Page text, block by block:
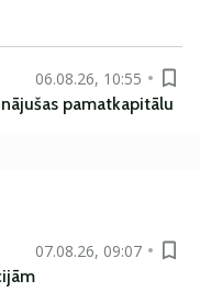
06.08.26, 10:55
pamatkapitālu
07.08.26, 09:07